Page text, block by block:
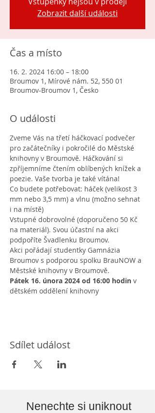
Zobrazit další události
Čas a místo
16. 2. 2024 16:00 – 18:00
Broumov 1, Mírové nám. 52, 550 01
Broumov-Broumov 1, Česko
O události
Zveme Vás na třetí háčkovací podvečer
pro začátečníky i pokročilé do Městské
knihovny v Broumově. Háčkování si
zpříjemníme čtením oblíbených knížek a
poezie. Vaše tvorba je také vítána!
Co budete potřebovat: háček (velikost 3
mm nebo 3,5 mm) a vlnu (možno sehnat
i na místě)
Vstupné dobrovolné (doporučeno 50 Kč
na materiál). Svou účastní na akci
podpoříte Švadlenku Broumov.
Akci pořádají studentky Gamnázia
Broumov s podporou spolku BrauNOW a
Městské knihovny v Broumově.
Pátek 16. února 2024 od 16:00 hodin v
dětském oddělení knihovny
Sdílet událost
Nenechte si uniknout